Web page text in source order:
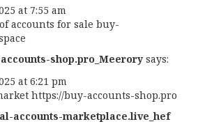
at 7:55 am
accounts for sale buy-
shop.pro_Meerory says:
at 6:21 pm
https://buy-accounts-shop.pro
accounts-marketplace.live_hef